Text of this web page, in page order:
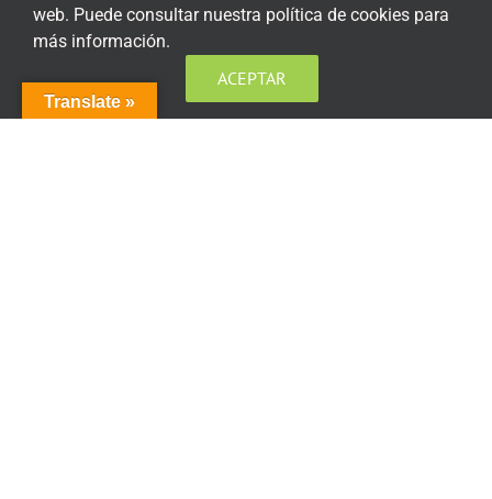
ENCUÉNTRANOS EN LAS REDES SOCIALES
Translate »
web. Puede consultar nuestra política de cookies para
más información.
ACEPTAR